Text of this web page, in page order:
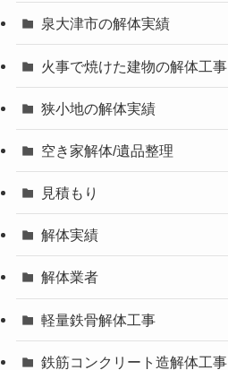
泉大津市の解体実績
火事で焼けた建物の解体工事
狭小地の解体実績
空き家解体/遺品整理
見積もり
解体実績
解体業者
軽量鉄骨解体工事
鉄筋コンクリート造解体工事